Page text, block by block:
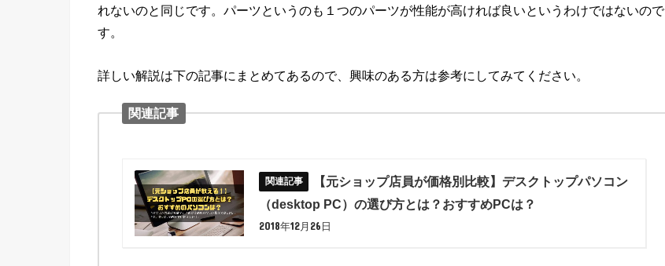
れないのと同じです。パーツというのも１つのパーツが性能が高ければ良いというわけではないので
す。
詳しい解説は下の記事にまとめてあるので、興味のある方は参考にしてみてください。
関連記事
【元ショップ店員が価格別比較】デスクトップパソコン
（desktop PC）の選び方とは？おすすめPCは？
2018年12月26日